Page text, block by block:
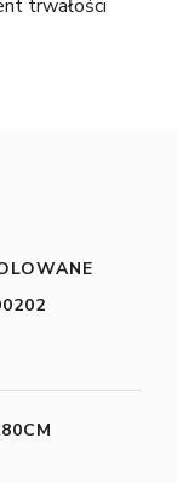
trwałości